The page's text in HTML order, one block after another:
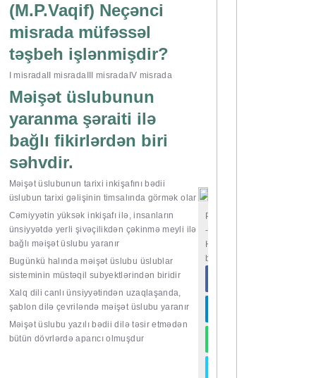
(M.P.Vaqif) Neçənci
misrada müfəssəl
təşbeh işlənmişdir?
I misradaII misrada III misrada IV misrada
Məişət üslubunun
yaranma şəraiti ilə
bağlı fikirlərdən biri
səhvdir.
Məişət üslubunun tarixi inkişafını bədii
üslubun tarixi gəlişinin timsalında görmək olar
Cəmiyyətin yüksək inkişafı ilə, insanların
ünsiyyətdə yerli şivəçilikdən çəkinmə meyli ilə
bağlı məişət üslubu yaranır
Bugünkü halında məişət üslubu üslublar
sisteminin müstəqil subyektlərindən biridir
Xalq dili canlı ünsiyyətindən uzaqlaşanda,
şablon dilə çevriləndə məişət üslubu yaranır
Məişət üslubu yazılı bədii dilə təsir etmədən
bütün dövrlərdə aparıcı olmuşdur
Paylaşın
-
Hamı
bilsin